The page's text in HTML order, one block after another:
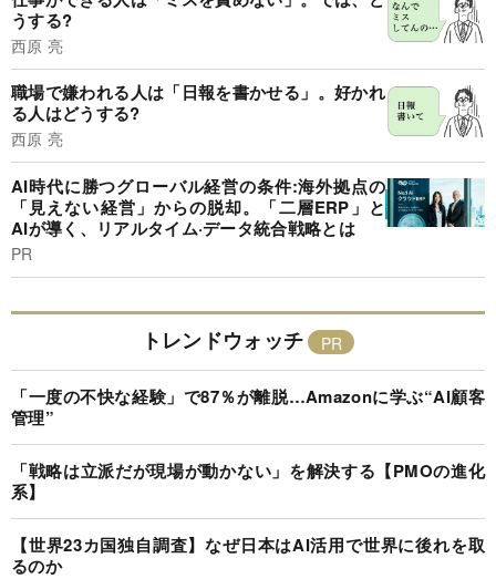
うする?
西原 亮
職場で嫌われる人は「日報を書かせる」。好かれ
る人はどうする?
西原 亮
AI時代に勝つグローバル経営の条件:海外拠点の
「見えない経営」からの脱却。「二層ERP」と
AIが導く、リアルタイム·データ統合戦略とは
PR
トレンドウォッチ
「一度の不快な経験」で87％が離脱…Amazonに学ぶ“AI顧客
管理”
「戦略は立派だが現場が動かない」を解決する【PMOの進化
系】
【世界23カ国独自調査】なぜ日本はAI活用で世界に後れを取
るのか